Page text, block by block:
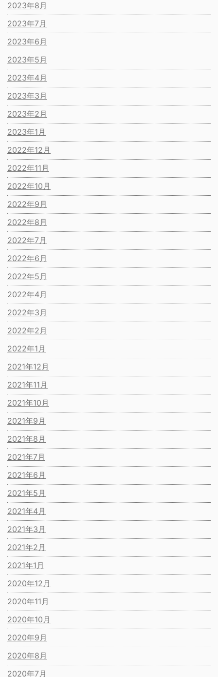
2023年8月
2023年7月
2023年6月
2023年5月
2023年4月
2023年3月
2023年2月
2023年1月
2022年12月
2022年11月
2022年10月
2022年9月
2022年8月
2022年7月
2022年6月
2022年5月
2022年4月
2022年3月
2022年2月
2022年1月
2021年12月
2021年11月
2021年10月
2021年9月
2021年8月
2021年7月
2021年6月
2021年5月
2021年4月
2021年3月
2021年2月
2021年1月
2020年12月
2020年11月
2020年10月
2020年9月
2020年8月
2020年7月